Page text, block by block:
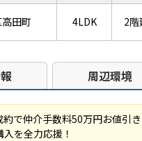
田町 4LDK 2階
周辺環境
で仲介手数料50万円お値引
を全力応援！